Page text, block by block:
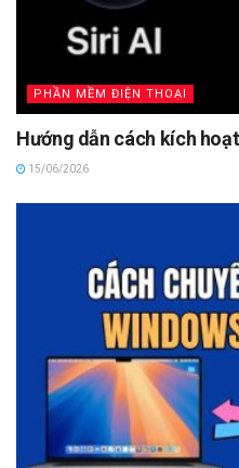
PHẦN MỀM ĐIỆN THOẠI
Hướng dẫn cách kích
15/06/2026